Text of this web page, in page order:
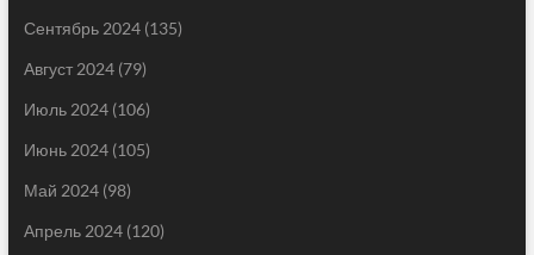
Сентябрь 2024(135)
Август 2024(79)
Июль 2024(106)
Июнь 2024(105)
Май 2024(98)
Апрель 2024(120)